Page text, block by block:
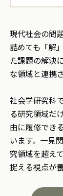
現代社会の問
詰めても「解
た課題の解決
な領域と連携
社会学研究科
る研究領域だ
由に履修でき
います。一見
究領域を超え
捉える視点が